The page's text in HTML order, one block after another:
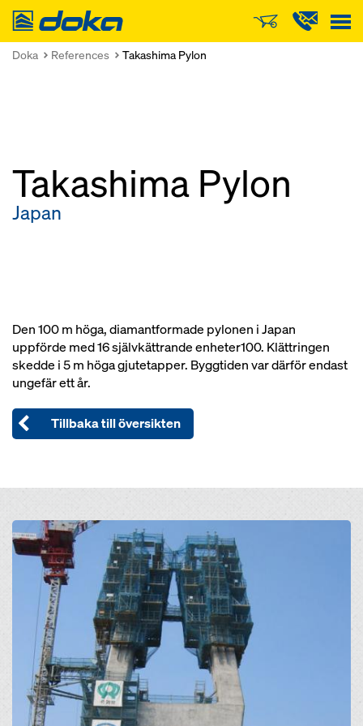
Doka
Doka References Takashima Pylon
Takashima Pylon
Japan
Den 100 m höga, diamantformade pylonen i Japan
uppförde med 16 självkättrande enheter100. Klättringen
skedde i 5 m höga gjutetapper. Byggtiden var därför endast
ungefär ett år.
Tillbaka till översikten
Open